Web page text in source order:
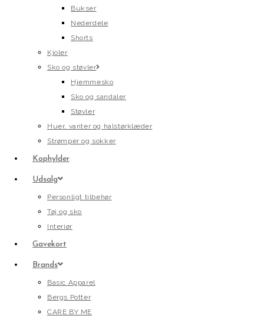
Bukser
Nederdele
Shorts
Kjoler
Sko og støvler
Hjemmesko
Sko og sandaler
Støvler
Huer, vanter og halstørklæder
Strømper og sokker
Kophylder
Udsalg
Personligt tilbehør
Tøj og sko
Interiør
Gavekort
Brands
Basic Apparel
Bergs Potter
CARE BY ME